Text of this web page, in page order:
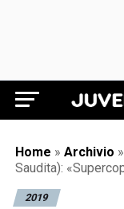
Home » Archivio »
Saudita):
2019